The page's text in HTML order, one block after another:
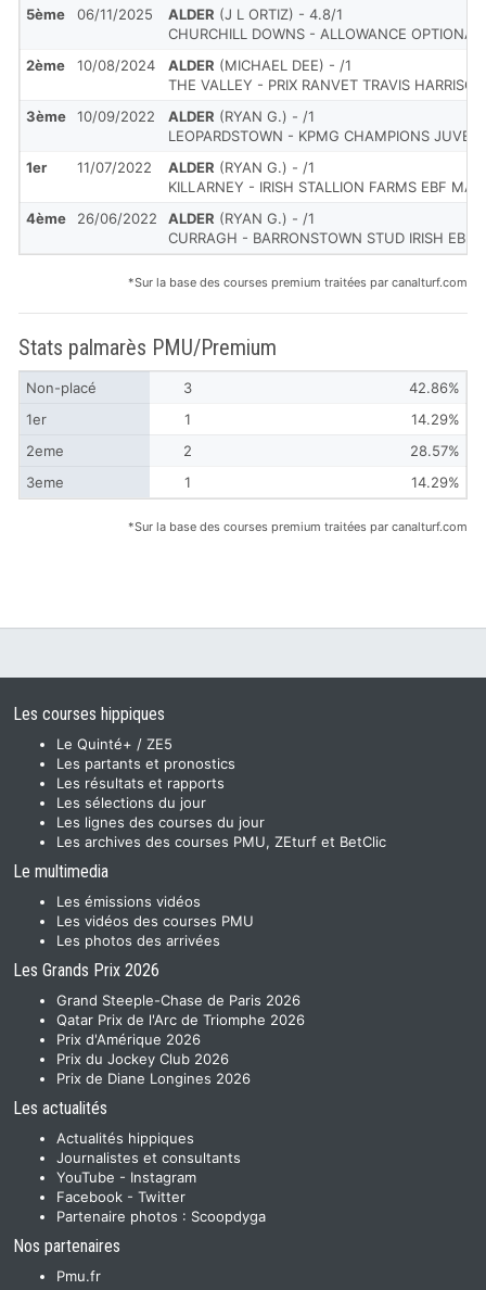
5ème
06/11/2025 ALDER (J L ORTIZ) - 4.8/1
CHURCHILL DOWNS - ALLOWANCE
2ème
10/08/2024 ALDER (MICHAEL DEE) - /1
THE VALLEY - PRIX RANVET TRAVIS
3ème
10/09/2022 ALDER (RYAN G.) - /1
LEOPARDSTOWN - KPMG CHAMPIONS
1er
11/07/2022 ALDER (RYAN G.) - /1
KILLARNEY - IRISH STALLION FARMS EBF
4ème
26/06/2022 ALDER (RYAN G.) - /1
CURRAGH - BARRONSTOWN STUD IRISH EBF
*Sur la base des courses premium traitées par canalturf.com
Stats palmarès PMU/Premium
Non-placé 3
42.86%
1er
1
14.29%
2eme
2
28.57%
3eme
1 14.29%
*Sur la base des courses premium traitées par canalturf.com
Les courses hippiques
Le Quinté+ / ZE5
Les partants et pronostics
Les résultats et rapports
Les sélections du jour
Les lignes des courses du jour
Les archives des courses PMU, ZEturf et BetClic
Le multimedia
Les émissions vidéos
Les vidéos des courses PMU
Les photos des arrivées
Les Grands Prix 2026
Grand Steeple-Chase de Paris 2026
Qatar Prix de l'Arc de Triomphe 2026
Prix d'Amérique 2026
Prix du Jockey Club 2026
Prix de Diane Longines 2026
Les actualités
Actualités hippiques
Journalistes et consultants
YouTube - Instagram
Facebook - Twitter
Partenaire photos : Scoopdyga
Nos partenaires
Pmu.fr